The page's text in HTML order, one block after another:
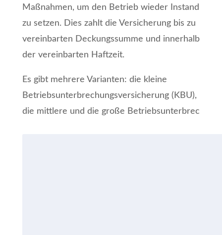
Maßnahmen, um den Betrieb wieder Instand
zu setzen. Dies zahlt die Versicherung bis zu
vereinbarten Deckungssumme und innerhalb
der vereinbarten Haftzeit.
Es gibt mehrere Varianten: die kleine
Betriebsunterbrechungsversicherung (KBU),
die mittlere und die große Betriebsunterbrec